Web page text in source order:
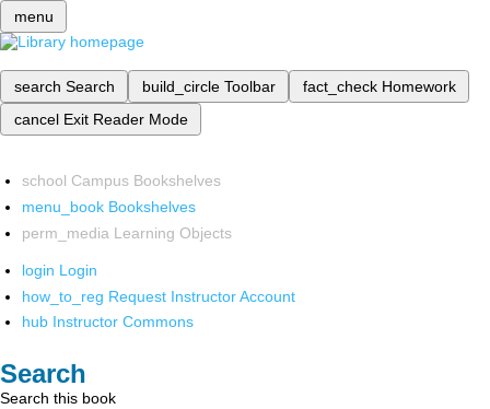
menu
search Search build_circle Toolbar fact_check Homework
cancel Exit Reader Mode
school Campus Bookshelves
menu_book Bookshelves
perm_media Learning Objects
login Login
how_to_reg Request Instructor Account
hub Instructor Commons
Search
Search this book